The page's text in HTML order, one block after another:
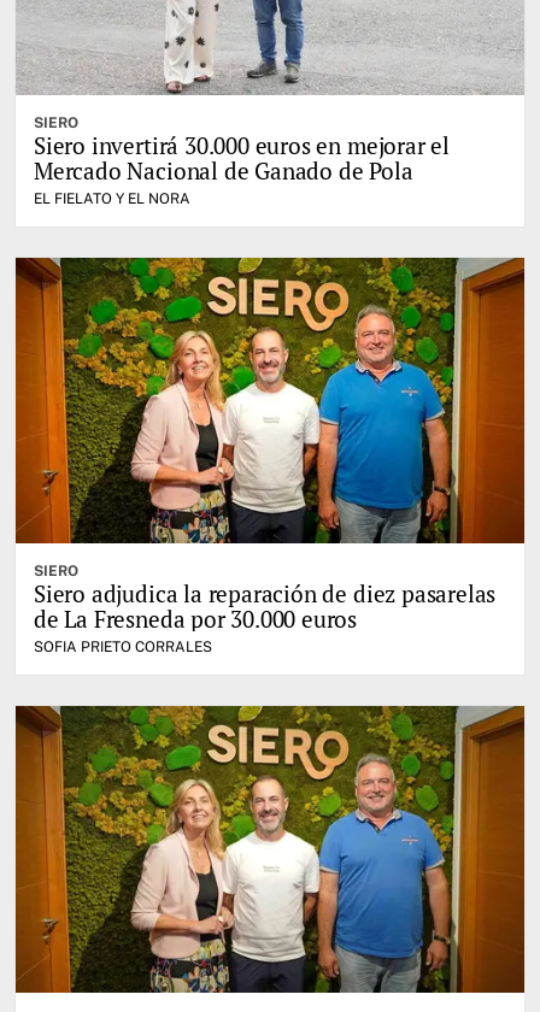
SIERO
Siero invertirá 30.000 euros en mejorar el
Mercado Nacional de Ganado de Pola
EL FIELATO Y EL NORA
SIERO
Siero adjudica la reparación de diez pasarelas
de La Fresneda por 30.000 euros
SOFIA PRIETO CORRALES